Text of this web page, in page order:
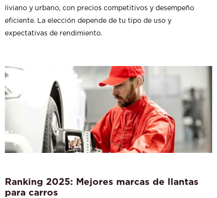
liviano y urbano, con precios competitivos y desempeño
eficiente. La elección depende de tu tipo de uso y
expectativas de rendimiento.
Ranking 2025: Mejores marcas de llantas
para carros